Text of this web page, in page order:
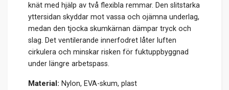
knät med hjälp av två flexibla remmar. Den slitstarka
yttersidan skyddar mot vassa och ojämna underlag,
medan den tjocka skumkärnan dämpar tryck och
slag. Det ventilerande innerfodret låter luften
cirkulera och minskar risken för fuktuppbyggnad
under längre arbetspass.
Material: Nylon, EVA-skum, plast